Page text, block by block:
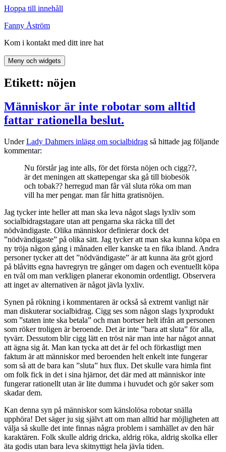
Hoppa till innehåll
Fanny Åström
Kom i kontakt med ditt inre hat
Meny och widgets
Etikett: nöjen
Människor är inte robotar som alltid
fattar rationella beslut.
UnderLady Dahmers inlägg om socialbidrag så hittade jag följande
kommentar:
Nu förstår jag inte alls, för det första nöjen och cigg??,
är det meningen att skattepengar ska gå till biobesök
och tobak?? herregud man får väl sluta röka om man
vill ha mer pengar. man får hitta gratisnöjen.
Jag tycker inte heller att man ska leva något slags lyxliv som
socialbidragstagare utan att pengarna ska räcka till det
nödvändigaste. Olika människor definierar dock det
”nödvändigaste” på olika sätt. Jag tycker att man ska kunna köpa en
ny tröja någon gång i månaden eller kanske ta en fika ibland. Andra
personer tycker att det ”nödvändigaste” är att kunna äta gröt gjord
på blåvitts egna havregryn tre gånger om dagen och eventuellt köpa
en tvål om man verkligen planerar ekonomin ordentligt. Observera
att inget av alternativen är något jävla lyxliv.
Synen på rökning i kommentaren är också så extremt vanligt när
man diskuterar socialbidrag. Cigg ses som någon slags lyxprodukt
som ”staten inte ska betala” och man bortser helt ifrån att personen
som röker troligen är beroende. Det är inte ”bara att sluta” för alla,
tyvärr. Dessutom blir cigg lätt en tröst när man inte har något annat
att ägna sig åt. Man kan tycka att det är fel och förkastligt men
faktum är att människor med beroenden helt enkelt inte fungerar
som så att de bara kan ”sluta” hux flux. Det skulle vara himla fint
om folk fick in det i sina hjärnor, det där med att människor inte
fungerar rationellt utan är lite dumma i huvudet och gör saker som
skadar dem.
Kan denna syn på människor som känslolösa robotar snälla
upphöra! Det säger ju sig självt att om man alltid har möjligheten att
välja så skulle det inte finnas några problem i samhället av den här
karaktären. Folk skulle aldrig dricka, aldrig röka, aldrig skolka eller
äta godis utan bara leva skitnyttigt hela jävla tiden.